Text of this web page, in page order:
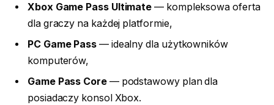
Xbox Game Pass Ultimate — kompleksowa oferta
dla graczy na każdej platformie,
PC Game Pass — idealny dla użytkowników
komputerów,
Game Pass Core— podstawowy plan dla
posiadaczy konsol Xbox.